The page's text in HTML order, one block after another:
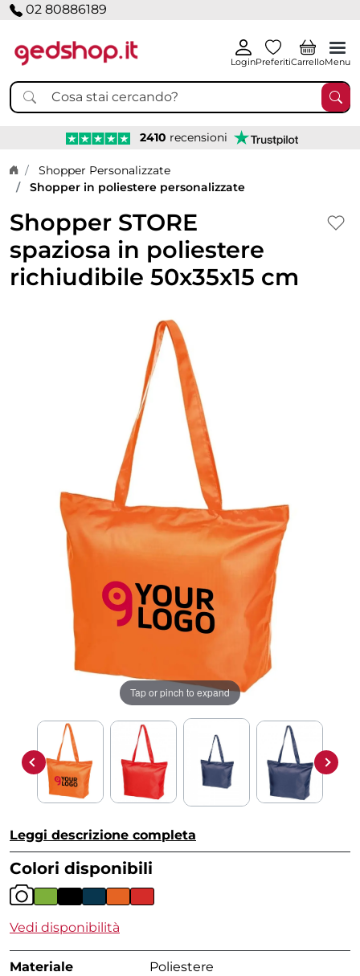
02 80886189
LoginPreferitiCarrelloMenu
2410 recensioni
Home page
Shopper Personalizzate
Shopper in poliestere personalizzate
Shopper STORE
spaziosa in poliestere
richiudibile 50x35x15 cm
Tap or pinch to expand
Leggi descrizione completa
Colori disponibili
Vedi disponibilità
Materiale Poliestere